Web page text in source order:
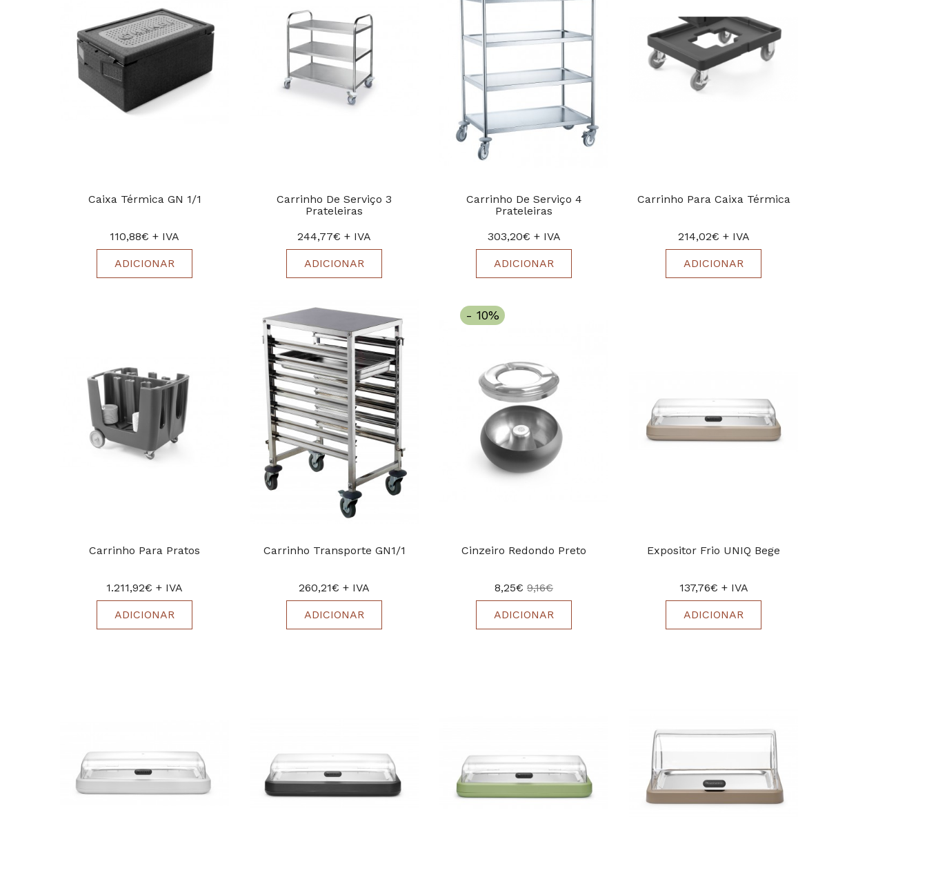
Caixa Térmica GN 1/1
110,88€ + IVA
ADICIONAR
Carrinho De Serviço 3
Prateleiras
244,77€ + IVA
ADICIONAR
Carrinho De Serviço 4
Prateleiras
303,20€ + IVA
ADICIONAR
Carrinho Para Caixa Térmica
214,02€ + IVA
ADICIONAR
Carrinho Para Pratos
1.211,92€ + IVA
ADICIONAR
Carrinho Transporte GN1/1
260,21€ + IVA
ADICIONAR
- 10%
Cinzeiro Redondo Preto
8,25€ 9,16€
ADICIONAR
Expositor Frio UNIQ Bege
137,76€ + IVA
ADICIONAR